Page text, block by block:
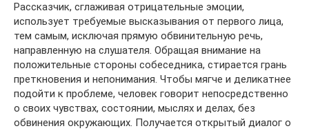
Рассказчик, сглаживая отрицательные эмоции,
использует требуемые высказывания от первого лица,
тем самым, исключая прямую обвинительную речь,
направленную на слушателя. Обращая внимание на
положительные стороны собеседника, стирается грань
преткновения и непонимания. Чтобы мягче и деликатнее
подойти к проблеме, человек говорит непосредственно
о своих чувствах, состоянии, мыслях и делах, без
обвинения окружающих. Получается открытый диалог о